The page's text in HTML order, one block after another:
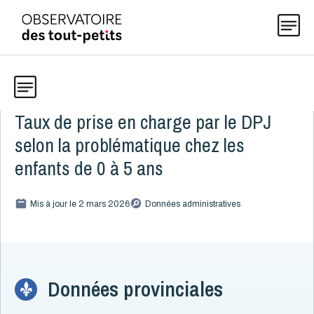
Thématiques
Explorer les données 0-5
Publications
À propos
Données
Démographie
Développement
Taux de prise en charge par le DPJ
selon la problématique chez les
enfants de 0 à 5 ans
Mis à jour le 2 mars 2026 Données administratives
Données provinciales